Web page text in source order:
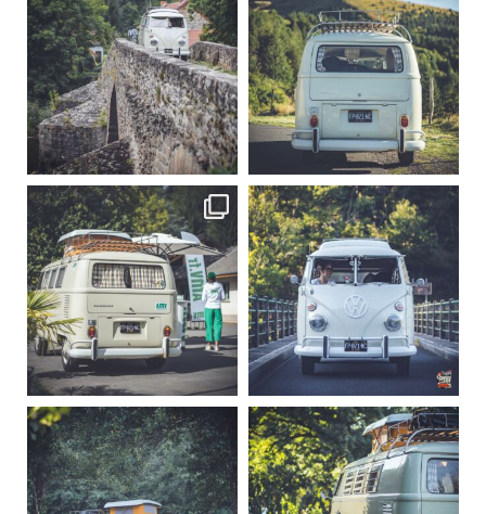
Sep 15
219
3
Sep 12
216
3
becombi
Sep 10
220
4
becombi
Août 10
177
0
becombi becombi